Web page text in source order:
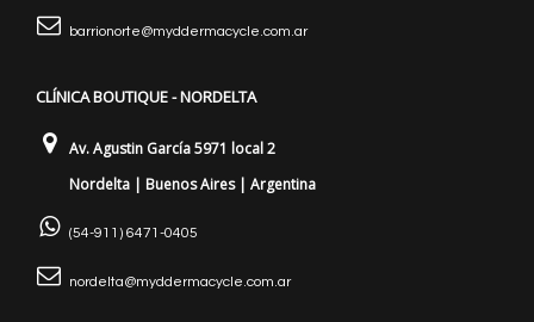
barrionorte@myddermacycle.com.ar
CLÍNICA BOUTIQUE - NORDELTA
Av. Agustin García 5971 local 2
Nordelta | Buenos Aires | Argentina
(54-911) 6471-0405
nordelta@myddermacycle.com.ar